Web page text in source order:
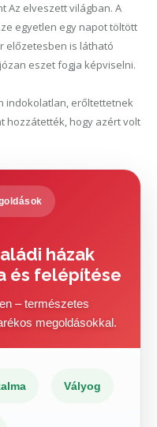
Az elveszett világban. A
egyetlen egy napot töltött
előzetesben is látható
eszet fogja képviselni.
indokolatlan, erőltettetnek
hozzátették, hogy azért volt
házak
és felépítése
– természetes
megoldásokkal.
Vályog